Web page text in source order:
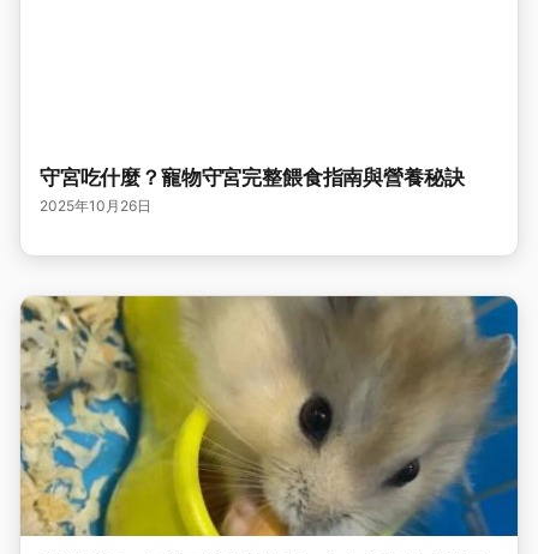
守宮吃什麼？寵物守宮完整餵食指南與營養秘訣
2025年10月26日